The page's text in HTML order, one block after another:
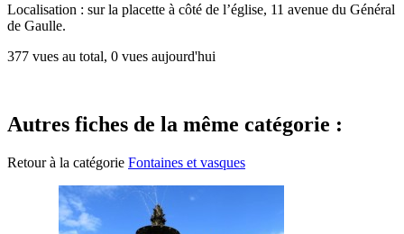
Localisation : sur la placette à côté de l’église, 11 avenue du Général
de Gaulle.
377 vues au total, 0 vues aujourd'hui
Autres fiches de la même catégorie :
Retour à la catégorie Fontaines et vasques